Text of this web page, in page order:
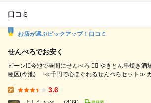
口コミ
お店が選ぶピックアップ！口コミ
せんべろでお安く
ビーン!今池で昼間にせんべろ ≪ やきとん串焼き酒場 青二才 ≫ 愛知•千
種区(今池) ≪千円で心ほぐれるせんべろセット≫ カウンターに腰かけ
み もつ煮込みが小鉢でズラリ。 この三連星がしっかり旨い。 特に煮込み
の染み具合、 酒のピッチを一段上げる仕掛け。 通常メニューからは、
3.6